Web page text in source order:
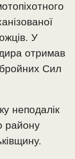
У
отримав
Сил
неподалік
району